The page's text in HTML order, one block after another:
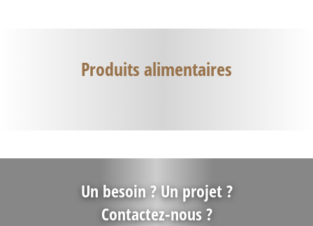
Produits alimentaires
Un besoin ? Un projet ?
Contactez-nous ?